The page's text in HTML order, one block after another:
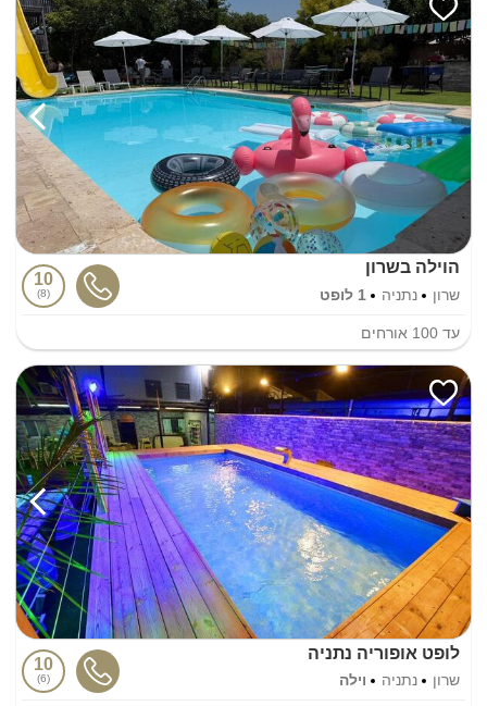
הוילה בשרון
שרון נתניה 1 לופט
10
8
עד 100 אורחים
לופט אופוריה נתניה
שרון נתניה וילה
10
6